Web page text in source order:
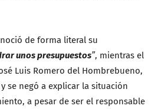
de forma literal su
unos presupuestos”, mientras el
Luis Romero del Hombrebueno,
se negó a explicar la situación
a pesar de ser el responsable